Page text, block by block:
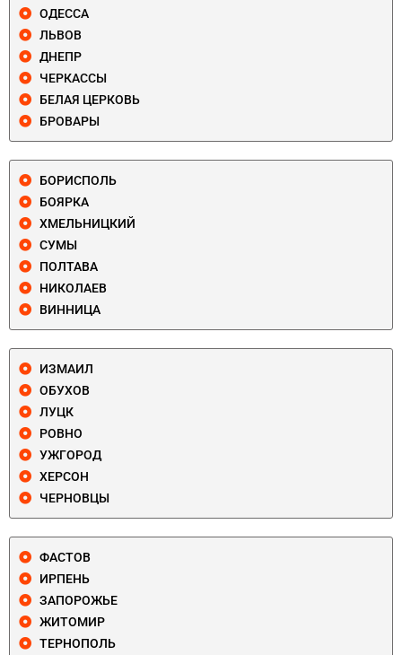
ОДЕССА
ЛЬВОВ
ДНЕПР
ЧЕРКАССЫ
БЕЛАЯ ЦЕРКОВЬ
БРОВАРЫ
БОРИСПОЛЬ
БОЯРКА
ХМЕЛЬНИЦКИЙ
СУМЫ
ПОЛТАВА
НИКОЛАЕВ
ВИННИЦА
ИЗМАИЛ
ОБУХОВ
ЛУЦК
РОВНО
УЖГОРОД
ХЕРСОН
ЧЕРНОВЦЫ
ФАСТОВ
ИРПЕНЬ
ЗАПОРОЖЬЕ
ЖИТОМИР
ТЕРНОПОЛЬ